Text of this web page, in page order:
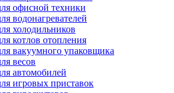
офисной техники
водонагревателей
холодильников
котлов отопления
вакуумного упаковщика
весов
автомобилей
игровых приставок